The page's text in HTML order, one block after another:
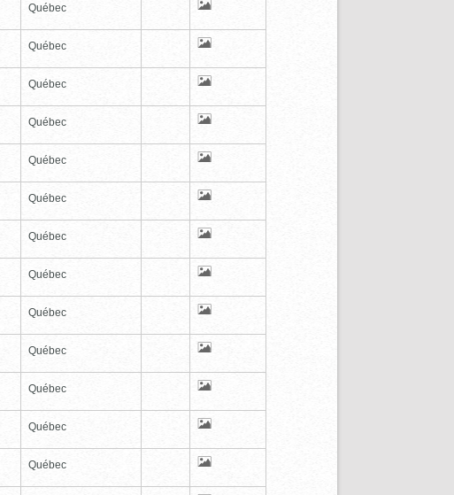
Québec
Québec
Québec
Québec
Québec
Québec
Québec
Québec
Québec
Québec
Québec
Québec
Québec